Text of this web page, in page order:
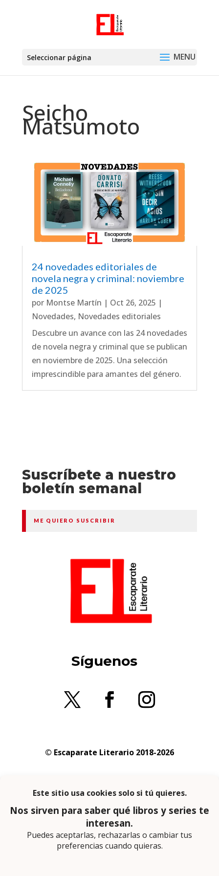
Seleccionar página
Seicho
Matsumoto
24 novedades editoriales de
novela negra y criminal: noviembre
de 2025
por Montse Martín | Oct 26, 2025 |
Novedades, Novedades editoriales
Descubre un avance con las 24 novedades
de novela negra y criminal que se publican
en noviembre de 2025. Una selección
imprescindible para amantes del género.
Suscríbete a nuestro
boletín semanal
ME QUIERO SUSCRIBIR
Síguenos
© Escaparate Literario 2018-2026
privacidad
En calidad de afiliado de Amazon obtengo
ingresos por las compras adscritas que